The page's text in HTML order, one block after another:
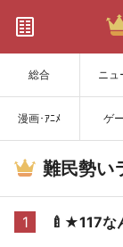
総合 ニュ
漫画･ｱﾆﾒ ゲ
難民勢い
1 🍼★117な